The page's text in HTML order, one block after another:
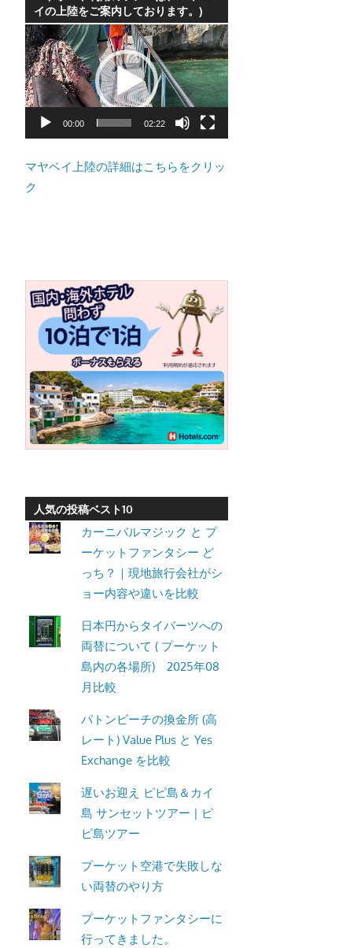
ー
ケ
ッ
ト
の
景
ど、
ロ
目
つ、
プ
ー
ケ
ッ
観
光
に
た
情
ー
ケ
ト・
パ
ビ
ー
チ
よ
イの上陸をご案内しております。)
動
画
プ
レ
ヤ
00:00 02:22
マヤベイ上陸の詳細はこちらをクリッ
ク
人気の投稿ベスト10
カーニバルマジック と プ
ーケットファンタシー ど
っち？｜現地旅行会社がシ
ョー内容や違いを比較
日本円からタイバーツへの
両替について ( プーケット
島内の各場所) 2025年08
月比較
パトンビーチの換金所 (高
レート) Value Plus と Yes
Exchange を比較
遅いお迎え ピピ島＆カイ
島 サンセットツアー | ピ
ピ島ツアー
プーケット空港で失敗しな
い両替のやり方
プーケットファンタシーに
行ってきました。